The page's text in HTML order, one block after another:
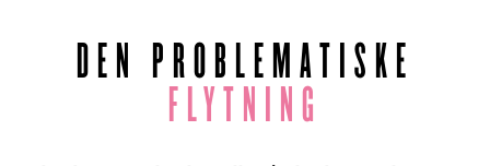
DEN PROBLEMATISKE
FLYTNING